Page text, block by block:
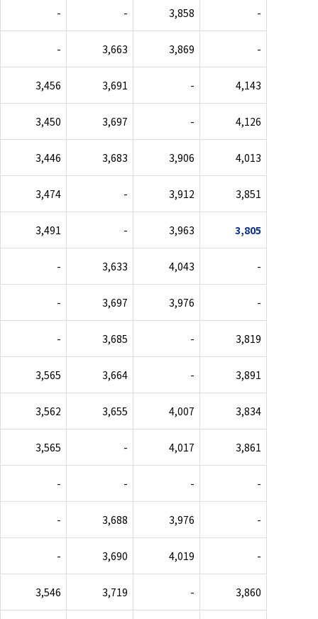
- - 3,858 -
- 3,663 3,869 -
3,456 3,691 - 4,143
3,450 3,697 - 4,126
3,446 3,683 3,906 4,013
3,474 - 3,912 3,851
3,491 - 3,963 3,805
- 3,633 4,043 -
- 3,697 3,976 -
- 3,685 - 3,819
3,565 3,664 - 3,891
3,562 3,655 4,007 3,834
3,565 - 4,017 3,861
- - - -
- 3,688 3,976 -
- 3,690 4,019 -
3,546 3,719 - 3,860